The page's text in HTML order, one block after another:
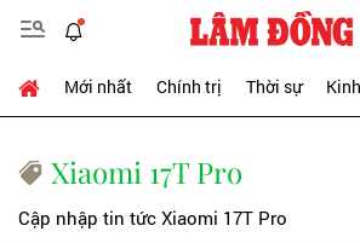
Mới nhất Chính trị Thời sự
Xiaomi 17T Pro
Cập nhập tin tức Xiaomi 17T Pro